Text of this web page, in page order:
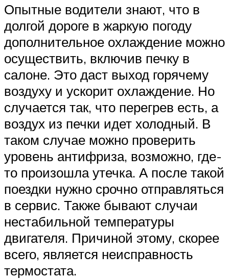
Опытные водители знают, что в
долгой дороге в жаркую погоду
дополнительное охлаждение можно
осуществить, включив печку в
салоне. Это даст выход горячему
воздуху и ускорит охлаждение. Но
случается так, что перегрев есть, а
воздух из печки идет холодный. В
таком случае можно проверить
уровень антифриза, возможно, где-
то произошла утечка. А после такой
поездки нужно срочно отправляться
в сервис. Также бывают случаи
нестабильной температуры
двигателя. Причиной этому, скорее
всего, является неисправность
термостата.